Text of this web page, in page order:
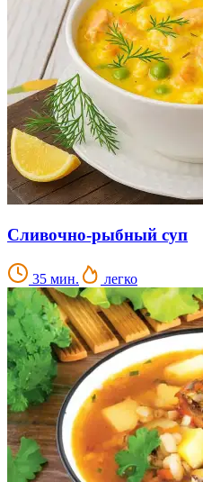
Сливочно-рыбный суп
35 мин. легко